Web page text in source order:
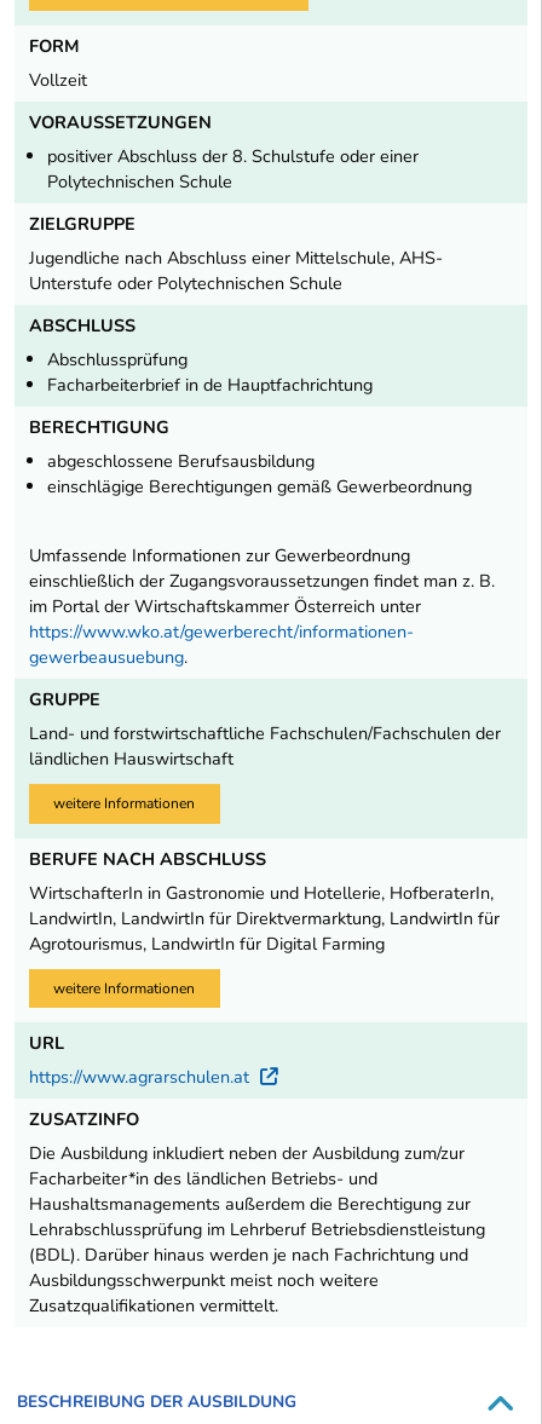
FORM
Vollzeit
VORAUSSETZUNGEN
positiver Abschluss der 8. Schulstufe oder einer
Polytechnischen Schule
ZIELGRUPPE
Jugendliche nach Abschluss einer Mittelschule, AHS-
Unterstufe oder Polytechnischen Schule
ABSCHLUSS
Abschlussprüfung
Facharbeiterbrief in de Hauptfachrichtung
BERECHTIGUNG
abgeschlossene Berufsausbildung
einschlägige Berechtigungen gemäß Gewerbeordnung
Umfassende Informationen zur Gewerbeordnung
einschließlich der Zugangsvoraussetzungen findet man z. B.
im Portal der Wirtschaftskammer Österreich unter
https://www.wko.at/gewerberecht/informationen-
gewerbeausuebung.
GRUPPE
Land- und forstwirtschaftliche Fachschulen/Fachschulen der
ländlichen Hauswirtschaft
weitere Informationen
BERUFE NACH ABSCHLUSS
WirtschafterIn in Gastronomie und Hotellerie, HofberaterIn,
LandwirtIn, LandwirtIn für Direktvermarktung, LandwirtIn für
Agrotourismus, LandwirtIn für Digital Farming
weitere Informationen
URL
https://www.agrarschulen.at
Externer Link
ZUSATZINFO
Die Ausbildung inkludiert neben der Ausbildung zum/zur
Facharbeiter*in des ländlichen Betriebs- und
Haushaltsmanagements außerdem die Berechtigung zur
Lehrabschlussprüfung im Lehrberuf Betriebsdienstleistung
(BDL). Darüber hinaus werden je nach Fachrichtung und
Ausbildungsschwerpunkt meist noch weitere
Zusatzqualifikationen vermittelt.
BESCHREIBUNG DER AUSBILDUNG